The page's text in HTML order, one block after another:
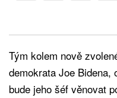
Tým kolem nově
demokrata Joe
bude jeho šéf věnovat